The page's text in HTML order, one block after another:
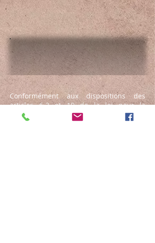
Conformément aux dispositions des
articles 6-3 et 19 de la loi pour la
confiance de l'économie numérique, ainsi
que l'arrêté du 10 janvier 2017 relatif à